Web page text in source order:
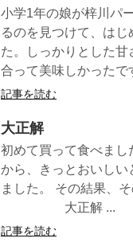
小学1年の娘が梓川パ
るのを見つけて、はじ
た。しっかりとした甘
合って美味しかったで
記事を読む
大正解
初めて買って食べまし
から、きっとおいしい
ました。 その結果、
大正解 ...
記事を読む